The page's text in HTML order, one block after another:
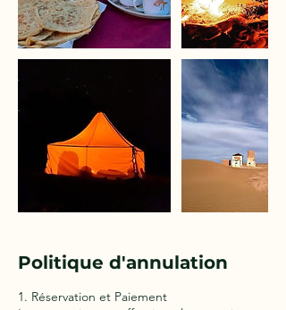
Politique d'annulation
1. Réservation et Paiement